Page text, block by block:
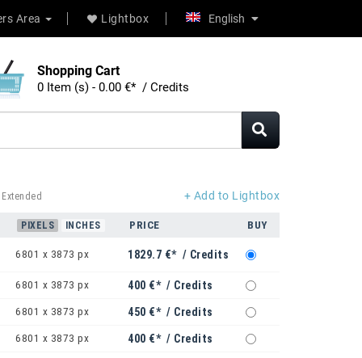
Area Lightbox English
Shopping Cart
0 Item (s) - 0.00 €* / Credits
+ Add to Lightbox
PIXELS INCHES PRICE BUY
6801 x 3873 px 1829.7 €* / Credits
6801 x 3873 px 400 €* / Credits
6801 x 3873 px 450 €* / Credits
6801 x 3873 px 400 €* / Credits